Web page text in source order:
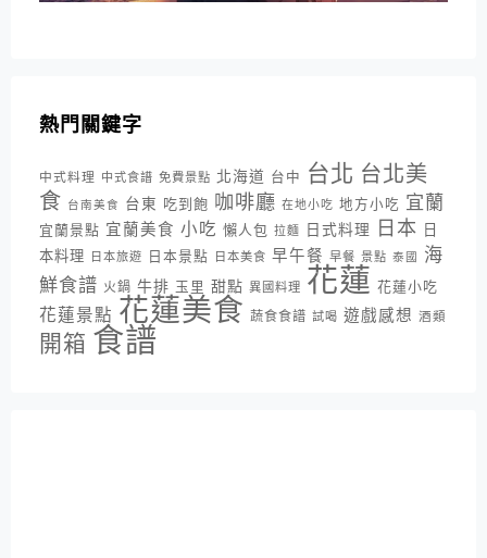
熱門關鍵字
中式料理 中式食譜 免費景點 北海道 台中 台北 台北美
食 台南美食 台東 吃到飽 咖啡廳 在地小吃 地方小吃 宜蘭
宜蘭景點 宜蘭美食 小吃 懶人包 拉麵 日式料理 日本 日
本料理
日本旅遊 日本景點 日本美食 早午餐 早餐 景點 泰國
海
鮮食譜 火鍋 牛排 玉里 甜點 異國料理 花蓮 花蓮小吃
花蓮景點 花蓮美食 蔬食食譜 試喝 遊戲感想 酒類
開箱 食譜